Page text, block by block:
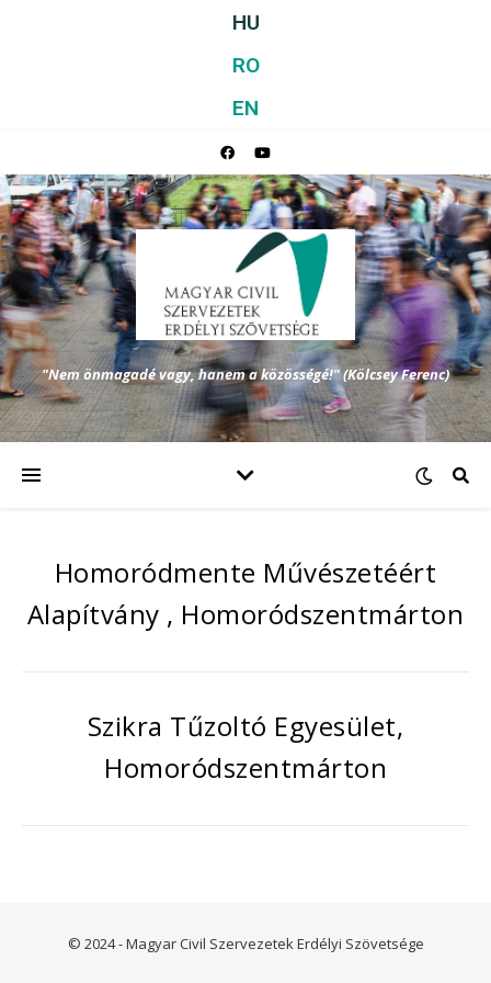
HU
RO
EN
"Nem önmagadé vagy, hanem a közösségé!" (Kölcsey Ferenc)
Homoródmente Művészetéért
Alapítvány , Homoródszentmárton
Szikra Tűzoltó Egyesület,
Homoródszentmárton
© 2024 - Magyar Civil Szervezetek Erdélyi Szövetsége